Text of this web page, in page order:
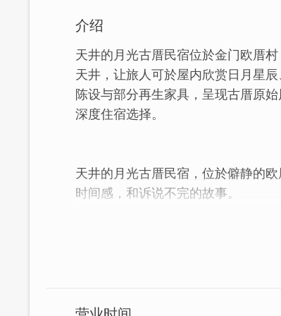
介绍
天井的月光古厝民宿位於金门欧厝
天井，让旅人可於屋内欣赏日月星
陈设与部分再生家具，呈现古厝原
深度住宿选择。
天井的月光古厝民宿，位於僻静的
时间感，和诉说不完的故事。